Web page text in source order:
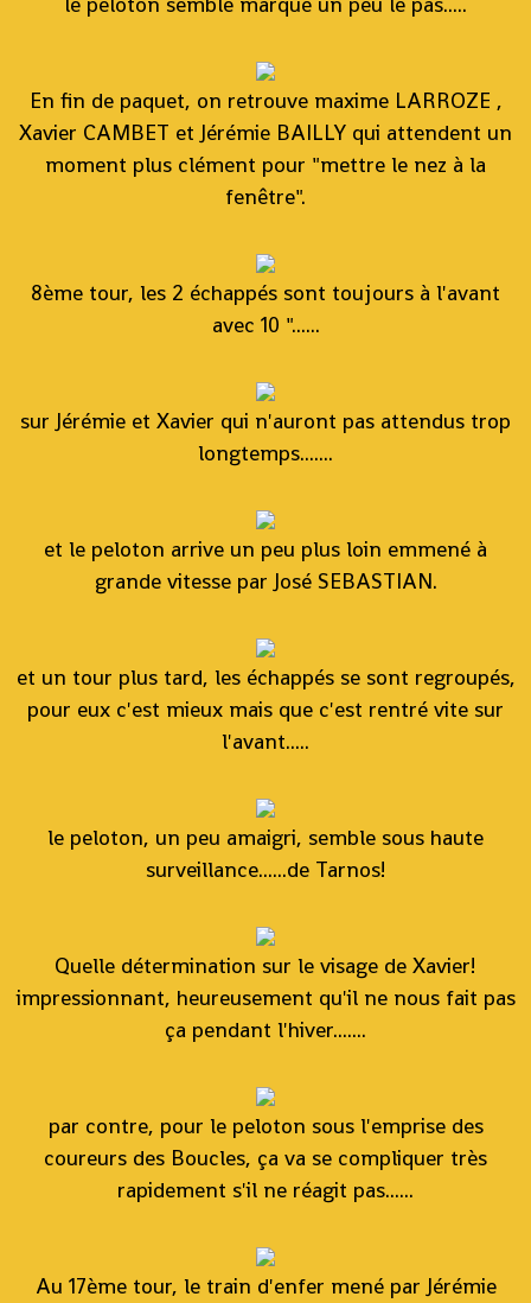
En fin de paquet, on retrouve maxime LARROZE ,
Xavier CAMBET et Jérémie BAILLY qui attendent un
moment plus clément pour "mettre le nez à la
fenêtre".
8ème tour, les 2 échappés sont toujours à l'avant
avec 10 "......
sur Jérémie et Xavier qui n'auront pas attendus trop
longtemps.......
et le peloton arrive un peu plus loin emmené à
grande vitesse par José SEBASTIAN.
et un tour plus tard, les échappés se sont regroupés,
pour eux c'est mieux mais que c'est rentré vite sur
l'avant.....
le peloton, un peu amaigri, semble sous haute
surveillance......de Tarnos!
Quelle détermination sur le visage de Xavier!
impressionnant, heureusement qu'il ne nous fait pas
ça pendant l'hiver.......
par contre, pour le peloton sous l'emprise des
coureurs des Boucles, ça va se compliquer très
rapidement s'il ne réagit pas......
Au 17ème tour, le train d'enfer mené par Jérémie